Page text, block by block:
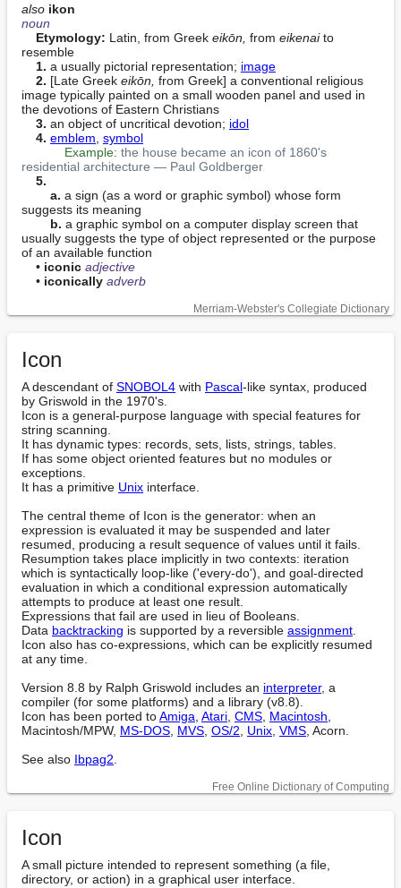
also ikon
noun
Etymology: Latin, from Greek eikōn, from eikenai to
resemble
1. a usually pictorial representation; image
2. [Late Greek eikōn, from Greek] a conventional religious
image typically painted on a small wooden panel and used in
the devotions of Eastern Christians
3. an object of uncritical devotion; idol
4. emblem symbol
Example: the house became an icon of 1860's
residential architecture — Paul Goldberger
5.
a. a sign (as a word or graphic symbol) whose form
suggests its meaning
b. a graphic symbol on a computer display screen that
usually suggests the type of object represented or the purpose
of an available function
    •
iconic adjective
    •
iconically adverb
Merriam-Webster's Collegiate Dictionary
Icon
A descendant of SNOBOL4 with Pascal-like syntax, produced
by Griswold in the 1970's.
Icon is a general-purpose language with special features for
string scanning.
It has dynamic types: records, sets, lists, strings, tables.
If has some object oriented features but no modules or
exceptions.
It has a primitive Unix interface.
The central theme of Icon is the generator: when an
expression is evaluated it may be suspended and later
resumed, producing a result sequence of values until it fails.
Resumption takes place implicitly in two contexts: iteration
which is syntactically loop-like ('every-do'), and goal-directed
evaluation in which a conditional expression automatically
attempts to produce at least one result.
Expressions that fail are used in lieu of Booleans.
Data backtracking is supported by a reversible assignment
Icon also has co-expressions, which can be explicitly resumed
at any time.
Version 8.8 by Ralph Griswold includes an interpreter, a
compiler (for some platforms) and a library (v8.8).
Icon has been ported to Amiga Atari CMS Macintosh
Macintosh/MPW, MS-DOS MVS OS/2 Unix VMS , Acorn.
See also Ibpag2
Free Online Dictionary of Computing
Icon
A small picture intended to represent something (a file,
directory, or action) in a graphical user interface.